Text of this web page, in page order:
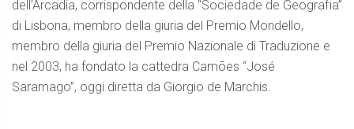
dell’Arcadia, corrispondente della “Sociedade de Geografia”
di Lisbona, membro della giuria del Premio Mondello,
membro della giuria del Premio Nazionale di Traduzione e
nel 2003, ha fondato la cattedra Camões “José
Saramago”, oggi diretta da Giorgio de Marchis.